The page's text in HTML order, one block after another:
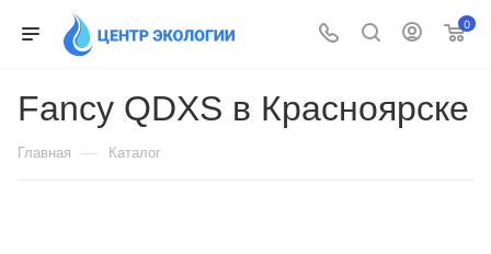
0
Fancy QDXS в Красноярске
Главная — Каталог